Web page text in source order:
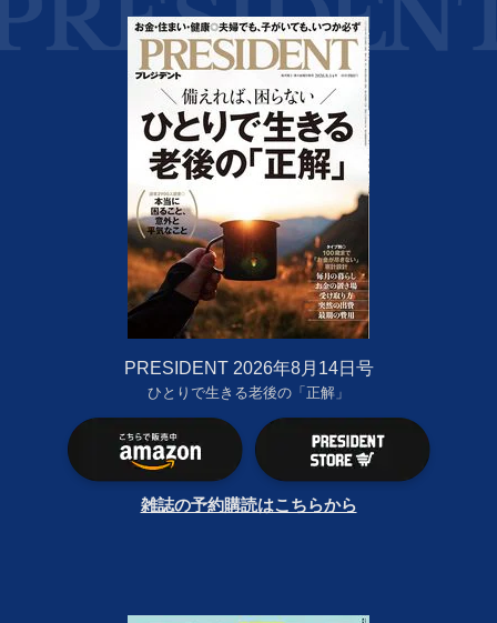
PRESIDENT 2026年8月14日号
ひとりで生きる老後の「正解」
雑誌の予約購読はこちらから